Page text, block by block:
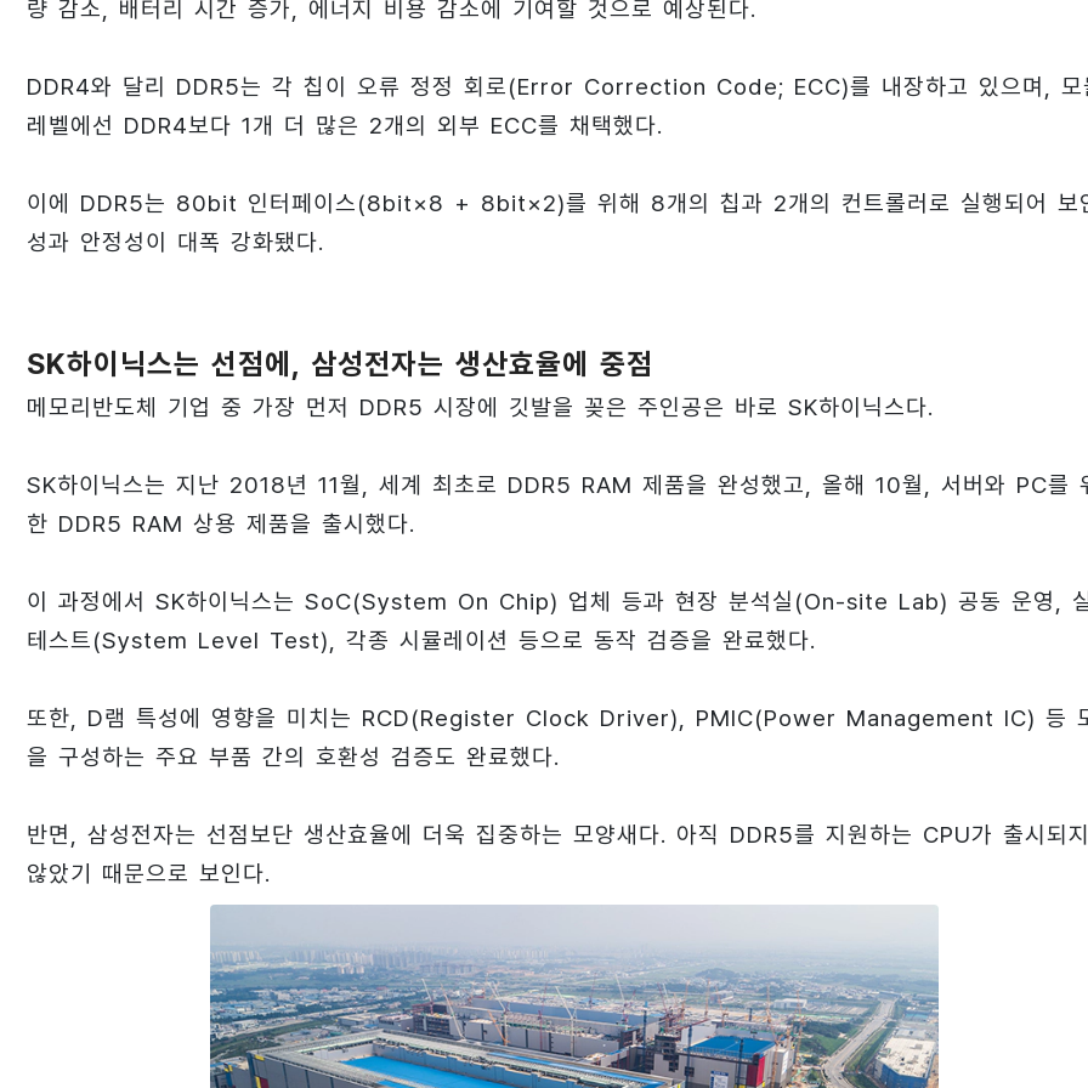
량 감소, 배터리 시간 증가, 에너지 비용 감소에 기여할 것으로 예상된다.
DDR4와 달리 DDR5는 각 칩이 오류 정정 회로(Error Correction Code; ECC)를 내장하고 있으며, 모
레벨에선 DDR4보다 1개 더 많은 2개의 외부 ECC를 채택했다.
이에 DDR5는 80bit 인터페이스(8bit×8 + 8bit×2)를 위해 8개의 칩과 2개의 컨트롤러로 실행되어 보
성과 안정성이 대폭 강화됐다.
SK하이닉스는 선점에, 삼성전자는 생산효율에 중점
메모리반도체 기업 중 가장 먼저 DDR5 시장에 깃발을 꽂은 주인공은 바로 SK하이닉스다.
SK하이닉스는 지난 2018년 11월, 세계 최초로 DDR5 RAM 제품을 완성했고, 올해 10월, 서버와 PC를
한 DDR5 RAM 상용 제품을 출시했다.
이 과정에서 SK하이닉스는 SoC(System On Chip) 업체 등과 현장 분석실(On-site Lab) 공동 운영,
테스트(System Level Test), 각종 시뮬레이션 등으로 동작 검증을 완료했다.
또한, D램 특성에 영향을 미치는 RCD(Register Clock Driver), PMIC(Power Management IC) 등
을 구성하는 주요 부품 간의 호환성 검증도 완료했다.
반면, 삼성전자는 선점보단 생산효율에 더욱 집중하는 모양새다. 아직 DDR5를 지원하는 CPU가 출시되지
않았기 때문으로 보인다.